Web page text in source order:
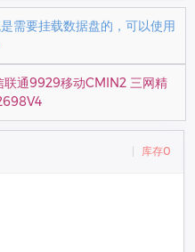
需要挂载数据盘的，可以使用
通9929移动CMIN2 三网精
库存0